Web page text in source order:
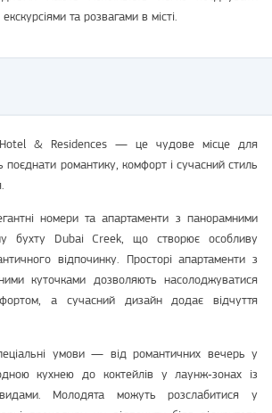
та розвагами в місті.
& Residences — це чудове місце для
поєднати романтику, комфорт і сучасний стиль
номери та апартаменти з панорамними
бухту Dubai Creek, що створює особливу
відпочинку. Просторі апартаменти з
куточками дозволяють насолоджуватися
а сучасний дизайн додає відчуття
умови — від романтичних вечерь у
кухнею до коктейлів у лаунж‑зонах із
Молодята можуть розслабитися у